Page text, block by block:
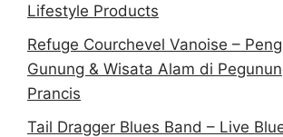
Lifestyle Products
Refuge Courchevel Vanoise –
Gunung & Wisata Alam di
Prancis
Tail Dragger Blues Band – Live